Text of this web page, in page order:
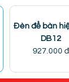
Đèn để bàn
DB12
927.000 đ